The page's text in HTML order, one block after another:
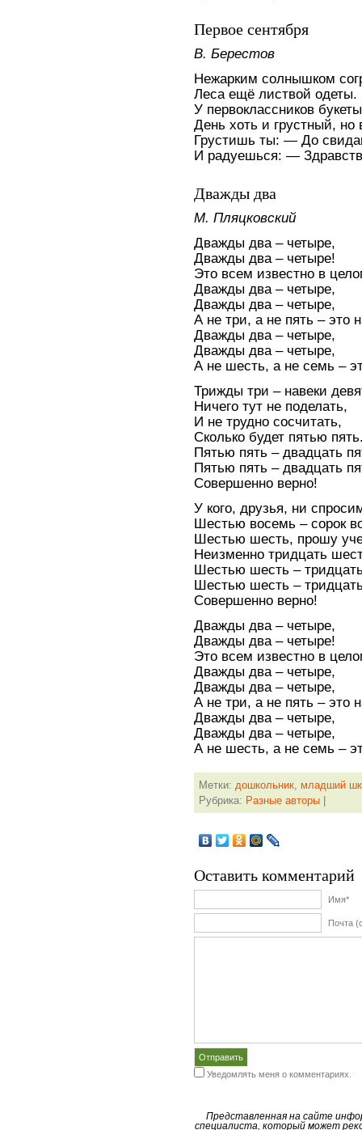
Первое сентября
В. Берестов
Нежарким солнышком
Леса ещё листвой одеты.
У первоклассников
День хоть и грустный, но
Грустишь ты: — До
И радуешься: —
Дважды два
М. Пляцковский
Дважды два – четыре,
Дважды два – четыре!
Это всем известно в
Дважды два – четыре,
Дважды два – четыре,
А не три, а не пять – это
Дважды два – четыре,
Дважды два – четыре,
А не шесть, а не семь –
Трижды три – навеки
Ничего тут не поделать,
И не трудно сосчитать,
Сколько будет пятью
Пятью пять – двадцать
Пятью пять – двадцать
Совершенно верно!
У кого, друзья, ни
Шестью восемь – сорок
Шестью шесть, прошу
Неизменно тридцать
Шестью шесть –
Шестью шесть –
Совершенно верно!
Дважды два – четыре,
Дважды два – четыре!
Это всем известно в
Дважды два – четыре,
Дважды два – четыре,
А не три, а не пять – это
Дважды два – четыре,
Дважды два – четыре,
А не шесть, а не семь –
Метки: дошкольник, младший
Рубрика: Разные авторы
Оставить комментарий
Имя*
Почта
Уведомлять меня о комментариях.
Представленная на сайте
специалиста, который может